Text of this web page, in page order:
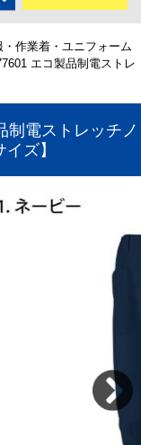
・作業着・ユニフォーム
エコ製品制電ストレ
制電ストレッチノ
ズ】